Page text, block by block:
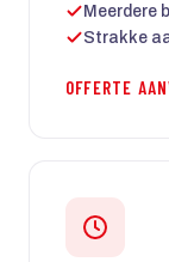
Meerdere
Strakke
OFFERTE